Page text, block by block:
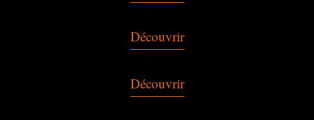
Découvrir
Découvrir